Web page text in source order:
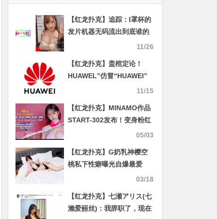
【红龙扑克】追踪：I罩杯的
发片机器无码流出到底谁的
11/26
【红龙扑克】盖棺定论！
HUAWEL”仿冒“HUAWEI”
11/15
【红龙扑克】MINAMO作品
START-302发布！变身粉红
战队！她再也无法控制自己
05/03
【红龙扑克】G奶乳神樱空
桃私下性癖曝光自爆最爱
「两种姿势」：喜欢当进攻
03/18
【红龙扑克】七瀬アリス(七
瀨爱丽丝)：我辞职了，现在